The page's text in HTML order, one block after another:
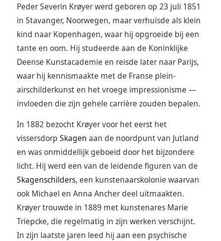
Peder Severin Krøyer werd geboren op 23 juli 1851
in Stavanger, Noorwegen, maar verhuisde als klein
kind naar Kopenhagen, waar hij opgroeide bij een
tante en oom. Hij studeerde aan de Koninklijke
Deense Kunstacademie en reisde later naar Parijs,
waar hij kennismaakte met de Franse plein-
airschilderkunst en het vroege impressionisme —
invloeden die zijn gehele carrière zouden bepalen.
In 1882 bezocht Krøyer voor het eerst het
vissersdorpSkagen aan de noordpunt van Jutland
en was onmiddellijk geboeid door het bijzondere
licht. Hij werd een van de leidende figuren van de
Skagenschilders, een kunstenaarskolonie waarvan
ook Michael en Anna Ancher deel uitmaakten.
Krøyer trouwde in 1889 met kunstenares Marie
Triepcke, die regelmatig in zijn werken verschijnt.
In zijn laatste jaren leed hij aan een psychische